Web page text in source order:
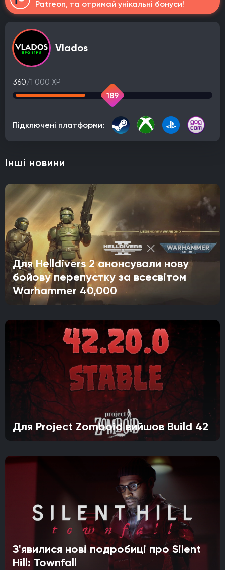
Patreon, та отримай унікальні бонуси!
Vlados
360/1 000 XP
189
Підключені платформи:
Інші новини
Для Helldivers 2 анонсували нову
бойову перепустку за всесвітом
Warhammer 40,000
Для Project Zomboid вийшов Build 42
З'явилися нові подробиці про Silent
Hill: Townfall